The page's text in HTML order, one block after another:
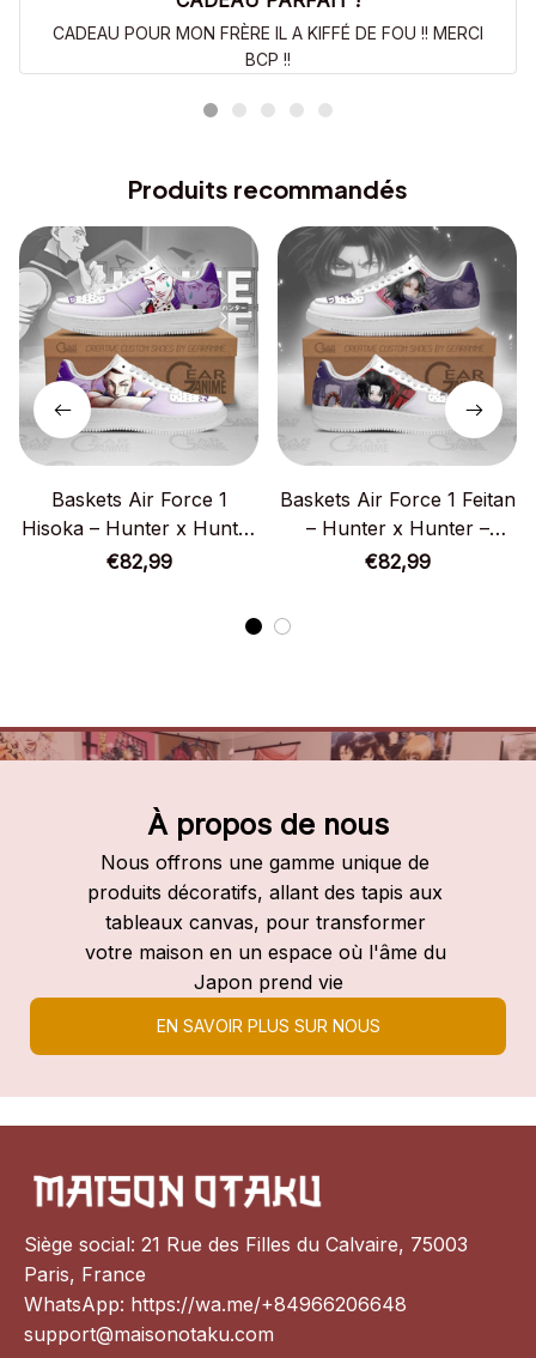
CADEAU POUR MON FRÈRE IL A KIFFÉ DE FOU !! MERCI
BCP !!
Produits recommandés
Baskets Air Force 1
Hisoka – Hunter x Hunter
– Chaussures d’anime 2
€82,99
Baskets Air Force 1 Feitan
– Hunter x Hunter –
Chaussures d’anime
€82,99
À propos de nous
Nous offrons une gamme unique de
produits décoratifs, allant des tapis aux
tableaux canvas, pour transformer
votre maison en un espace où l'âme du
Japon prend vie
EN SAVOIR PLUS SUR NOUS
Siège social: 21 Rue des Filles du Calvaire, 75003
Paris, France
WhatsApp: https://wa.me/+84966206648
support@maisonotaku.com